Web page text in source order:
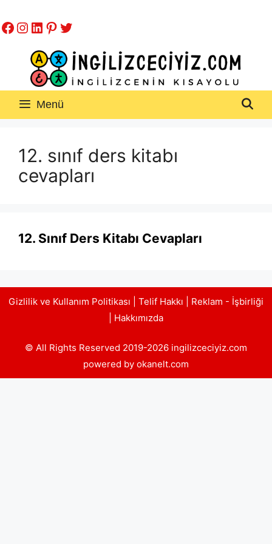
atla
Facebook
Instagram
LinkedIn
Pinterest
Twitter
Menü
12. sınıf ders kitabı
cevapları
12. Sınıf Ders Kitabı Cevapları
Gizlilik ve Kullanım Politikası Telif Hakkı
Reklam - İşbirliği
Hakkımızda
© All Rights Reserved 2019-2026 ingilizceciyiz.com
powered by okanelt.com